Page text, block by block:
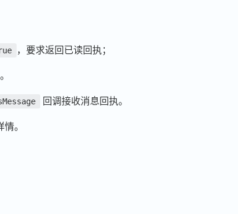
，要求返回已读回执；
回调接收消息回执。
。